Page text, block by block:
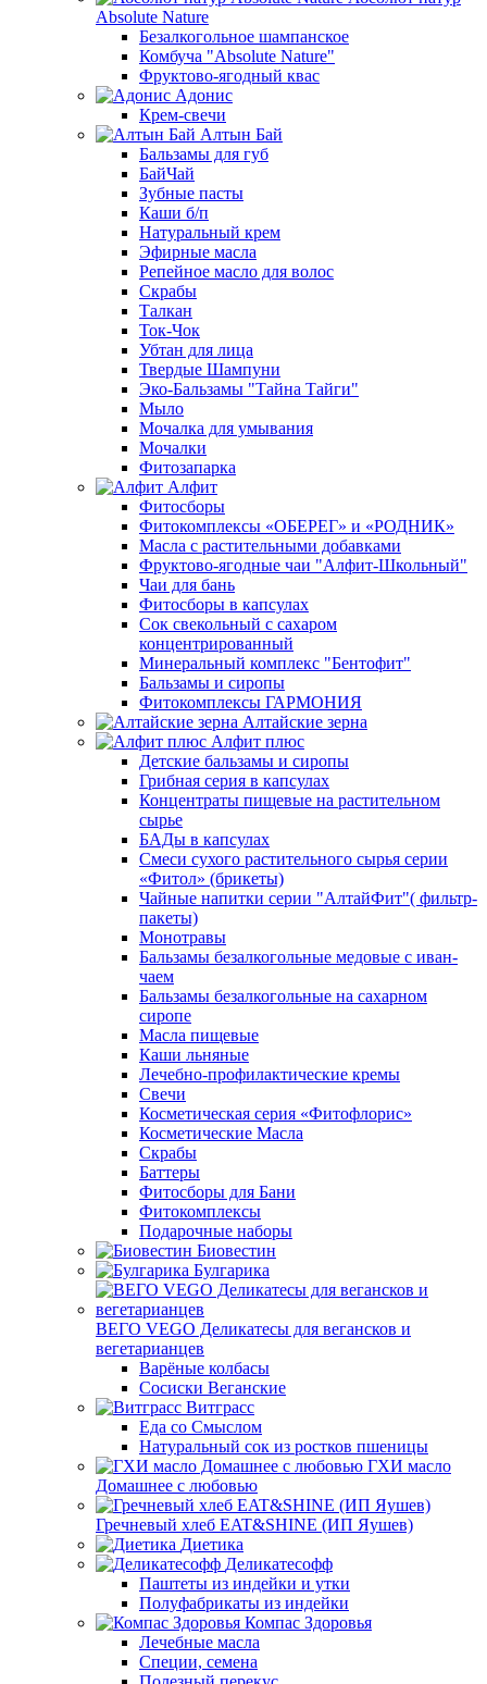
Absolute Nature
Безалкогольное шампанское
Комбуча "Absolute Nature"
Фруктово-ягодный квас
Адонис
Крем-свечи
Алтын Бай
Бальзамы для губ
БайЧай
Зубные пасты
Каши б/п
Натуральный крем
Эфирные масла
Репейное масло для волос
Скрабы
Талкан
Ток-Чок
Убтан для лица
Твердые Шампуни
Эко-Бальзамы "Тайна Тайги"
Мыло
Мочалка для умывания
Мочалки
Фитозапарка
Алфит
Фитосборы
Фитокомплексы «ОБЕРЕГ» и «РОДНИК»
Масла с растительными добавками
Фруктово-ягодные чаи "Алфит-Школьный"
Чаи для бань
Фитосборы в капсулах
Сок свекольный с сахаром
концентрированный
Минеральный комплекс "Бентофит"
Бальзамы и сиропы
Фитокомплексы ГАРМОНИЯ
Алтайские зерна
Алфит плюс
Детские бальзамы и сиропы
Грибная серия в капсулах
Концентраты пищевые на растительном
сырье
БАДы в капсулах
Смеси сухого растительного сырья серии
«Фитол» (брикеты)
Чайные напитки серии "АлтайФит"( фильтр-
пакеты)
Монотравы
Бальзамы безалкогольные медовые с иван-
чаем
Бальзамы безалкогольные на сахарном
сиропе
Масла пищевые
Каши льняные
Лечебно-профилактические кремы
Свечи
Косметическая серия «Фитофлорис»
Косметические Масла
Скрабы
Баттеры
Фитосборы для Бани
Фитокомплексы
Подарочные наборы
Биовестин
Булгарика
ВЕГО VEGO Деликатесы для вегансков и
вегетарианцев
Варёные колбасы
Сосиски Веганские
Витграсс
Еда со Смыслом
Натуральный сок из ростков пшеницы
ГХИ масло
Домашнее с любовью
Гречневый хлеб EAT&SHINE (ИП Яушев)
Диетика
Деликатесофф
Паштеты из индейки и утки
Полуфабрикаты из индейки
Компас Здоровья
Лечебные масла
Специи, семена